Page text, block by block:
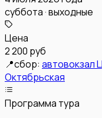
суббота · выходные
Цена
2 200 руб
📍сбор: автовокзал
Октябрьская
Программа тура